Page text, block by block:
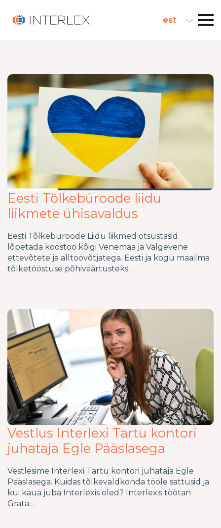
est
Eesti Tõlkebüroode liidu
liikmete ühisavaldus
Eesti Tõlkebüroode Liidu liikmed otsustasid
lõpetada koostöö kõigi Venemaa ja Valgevene
ettevõtete ja alltöövõtjatega. Eesti ja kogu maailma
tõlketööstuse põhiväärtusteks…
Vestlus Interlexi Tartu kontori
juhataja Egle Pääslasega
Vestlesime Interlexi Tartu kontori juhataja Egle
Pääslasega. Kuidas tõlkevaldkonda tööle sattusid ja
kui kaua juba Interlexis oled? Interlexis töötan
Grata…